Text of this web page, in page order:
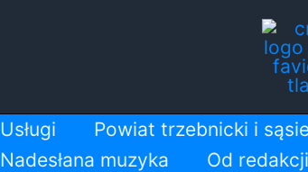
Usługi Powiat trzebnicki i
Nadesłana muzyka
Od redakcji